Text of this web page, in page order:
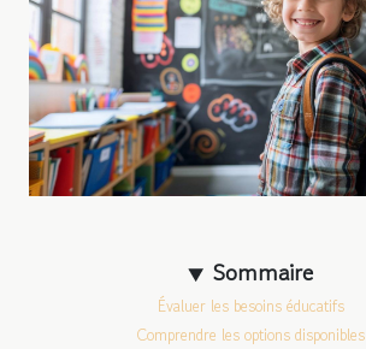
Sommaire
Évaluer les besoins éducatifs
Comprendre les options disponibles